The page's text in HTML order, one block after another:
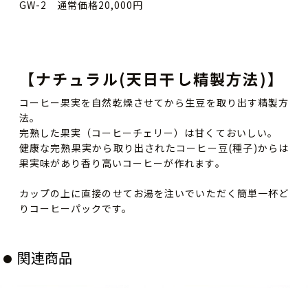
GW-2 通常価格20,000円
【ナチュラル(天日干し精製方法)】
コーヒー果実を自然乾燥させてから生豆を取り出す精製方
法。
完熟した果実（コーヒーチェリー）は甘くておいしい。
健康な完熟果実から取り出されたコーヒー豆(種子)からは
果実味があり香り高いコーヒーが作れます。
カップの上に直接のせてお湯を注いでいただく簡単一杯ど
りコーヒーパックです。
関連商品